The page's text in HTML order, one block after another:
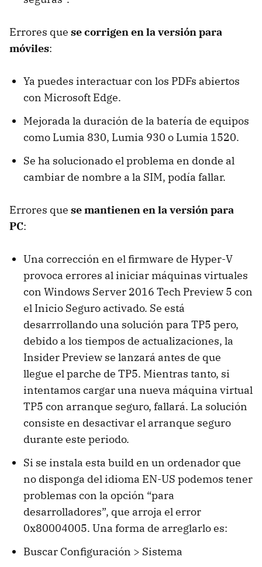
Errores que se corrigen en la versión para
móviles:
Ya puedes interactuar con los PDFs abiertos
con Microsoft Edge.
Mejorada la duración de la batería de equipos
como Lumia 830, Lumia 930 o Lumia 1520.
Se ha solucionado el problema en donde al
cambiar de nombre a la SIM, podía fallar.
Errores que se mantienen en la versión para
PC:
Una corrección en el firmware de Hyper-V
provoca errores al iniciar máquinas virtuales
con Windows Server 2016 Tech Preview 5 con
el Inicio Seguro activado. Se está
desarrrollando una solución para TP5 pero,
debido a los tiempos de actualizaciones, la
Insider Preview se lanzará antes de que
llegue el parche de TP5. Mientras tanto, si
intentamos cargar una nueva máquina virtual
TP5 con arranque seguro, fallará. La solución
consiste en desactivar el arranque seguro
durante este periodo.
Si se instala esta build en un ordenador que
no disponga del idioma EN-US podemos tener
problemas con la opción “para
desarrolladores”, que arroja el error
0x80004005. Una forma de arreglarlo es:
Buscar Configuración > Sistema